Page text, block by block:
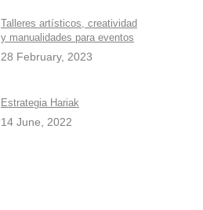
Talleres artísticos, creatividad
y manualidades para eventos
28 February, 2023
Estrategia Hariak
14 June, 2022